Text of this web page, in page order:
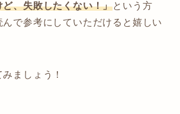
、失敗したくない！」という方
で参考にしていただけると嬉しい
ましょう！